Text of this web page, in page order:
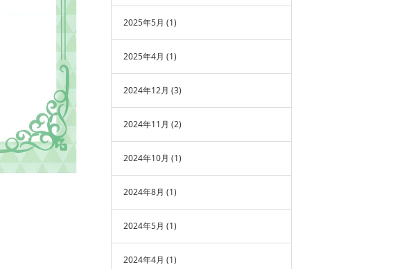
2025年5月 (1)
2025年4月 (1)
2024年12月 (3)
2024年11月 (2)
2024年10月 (1)
2024年8月 (1)
2024年5月 (1)
2024年4月 (1)